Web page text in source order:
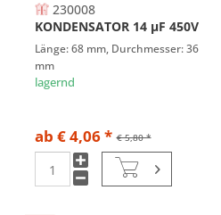
230008
KONDENSATOR 14 µF 450V
Länge: 68 mm, Durchmesser: 36
mm
lagernd
€ 5,80 *
ab € 4,06 *